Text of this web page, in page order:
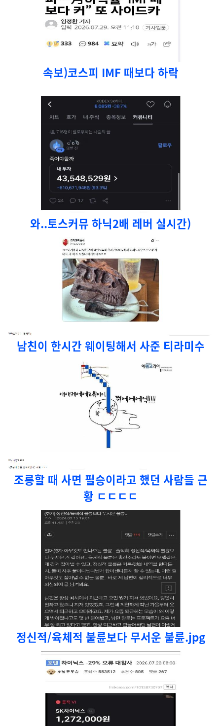
속보)코스피 IMF 때보다 하락
와..토스커뮤 하닉2배 레버 실시간)
남친이 한시간 웨이팅해서 사준 티라미수
조롱할 때 사면 필승이라고 했던 사람들 근
황 ㄷㄷㄷㄷ
정신적/육체적 불륜보다 무서운 불륜.jpg